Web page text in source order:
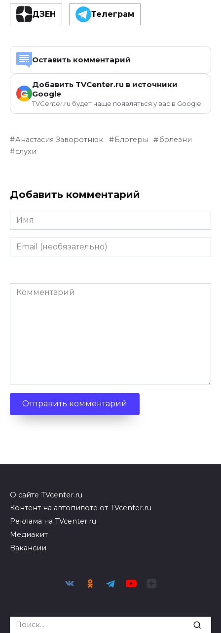
ДЗЕН Телеграм
Оставить комментарий
G
Добавить TVCenter.ru в источники
Google
TVCenter.ru будет чаще появляться у вас в Google.
Анастасия Заворотнюк Блогеры
болезни
слухи
Добавить комментарий
Имя
Email
(необязательно)
Комментарий
О сайте TVcenter.ru
Контент на автопилоте от TVcenter.ru
Реклама на TVcenter.ru
Медиакит
Вакансии
Search